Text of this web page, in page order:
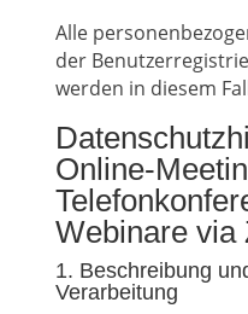
Alle
der
werden in diesem
Online-
Webinare via
1. Beschreibung
Verarbeitung